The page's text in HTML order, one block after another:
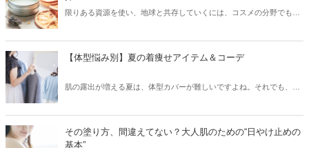
限りある資源を使い、地球と共存していくには、コスメの分野でも環
る私たちが取り組めること」の両方があります。肌を健康にキレイに
【体型悩み別】夏の着痩せアイテム＆コーデ
肌の露出が増える夏は、体型カバーが難しいですよね。それでも、素
の位置が下がってきた」などのお悩み別に、夏の着痩せコーデをご紹
介します。
その塗り方、間違えてない？大人肌のための“日やけ止めの
基本”